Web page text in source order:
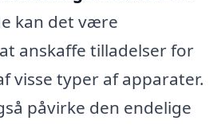
kan det være
anskaffe tilladelser for
visse typer af apparater.
påvirke den endelige